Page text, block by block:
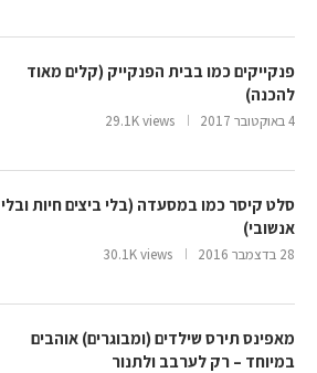
פנקייקים כמו בבית הפנקייק (קלים מאוד
להכנה)
4 באוקטובר 2017 29.1K views
סלט קיסר כמו במסעדה (בלי ביצים חיות ובלי
אנשובי)
28 בדצמבר 2016 30.1K views
מאפינס תירס שילדים (ומבוגרים) אוהבים
במיוחד – רק לערבב ולתנור